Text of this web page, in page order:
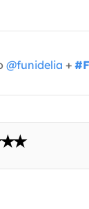
@funidelia +